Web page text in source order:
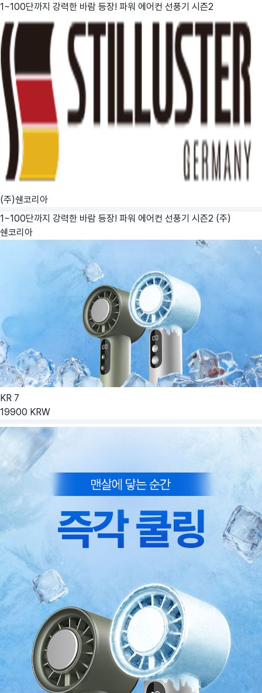
1~100단까지 강력한 바람 등장! 파워 에어컨 선풍기 시즌2
(주)쉔코리아
1~100단까지 강력한 바람 등장! 파워 에어컨 선풍기 시즌2 (주)
쉔코리아
KR 7
19900 KRW